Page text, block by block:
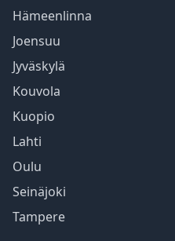
Hämeenlinna
Joensuu
Jyväskylä
Kouvola
Kuopio
Lahti
Oulu
Seinäjoki
Tampere